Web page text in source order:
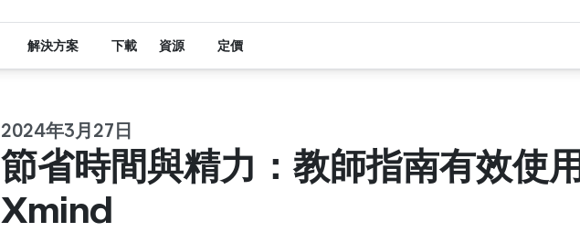
2024年3月27日
節省時間與精力：教師指南有效使用
Xmind
解決方案 下載 資源 定價